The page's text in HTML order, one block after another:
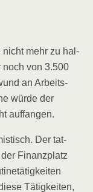
nicht mehr zu hal­
noch von 3.500
an Arbeits­
wür­de der
auffangen.
Der tat­
Finanz­platz
Tätig­kei­ten,